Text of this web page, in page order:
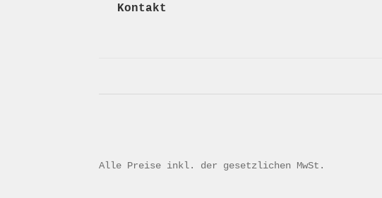
Kontakt
Alle Preise inkl. der gesetzlichen MwSt.